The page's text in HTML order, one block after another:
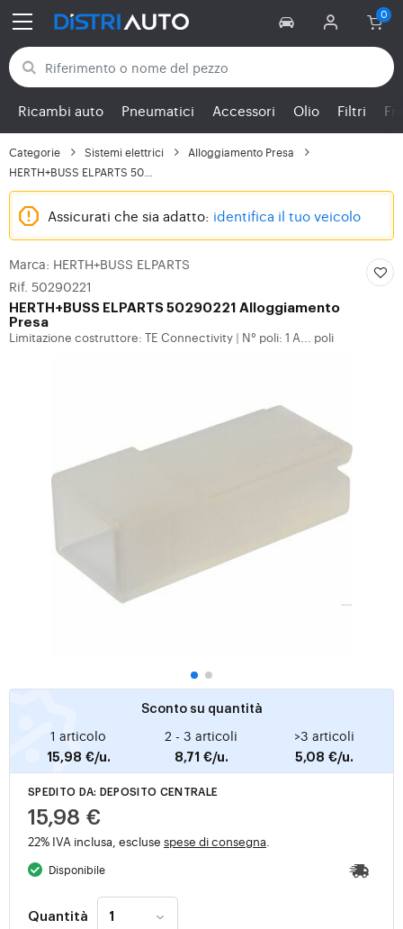
Torna alle categorie
Ricambi auto Pneumatici Accessori Olio Filtri
Categorie Sistemi elettrici
Alloggiamento Presa
Assicurati che sia adatto: identifica il tuo veicolo
Marca: HERTH+BUSS ELPARTS
Rif. 50290221
HERTH+BUSS ELPARTS 50290221 Alloggiamento
Presa
Limitazione costruttore: TE Connectivity N° poli: 1 A... poli
Sconto su quantità
1 articolo
15,98 €/u.
2 - 3 articoli
8,71 €/u.
>3 articoli
5,08 €/u.
SPEDITO DA: DEPOSITO CENTRALE
15,98 €
22% IVA inclusa, escluse spese di consegna
Disponibile
Quantità